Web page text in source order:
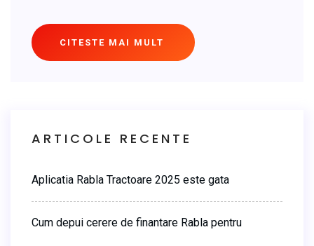
CITESTE MAI MULT
ARTICOLE RECENTE
Aplicatia Rabla Tractoare 2025 este gata
Cum depui cerere de finantare Rabla pentru